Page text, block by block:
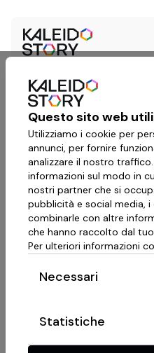
Questo sito web
Utilizziamo i cookie per
annunci, per fornire
analizzare il nostro
informazioni sul modo in
nostri partner che si
pubblicità e social media,
combinarle con altre
che hanno raccolto dal
Per ulteriori informazioni
Necessari
Statistiche